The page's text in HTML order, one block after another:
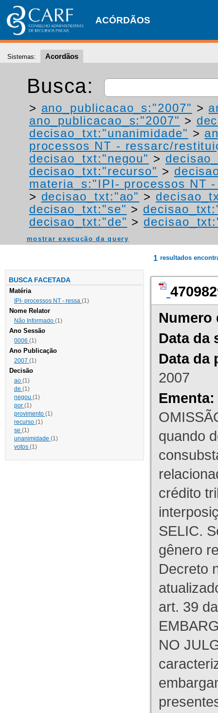
ACÓRDÃOS
Sistemas: Acordãos
Busca:
> ano_publicacao_s:"2007" >
ano_publicacao_s:"2007" >
decisao_txt:"unanimidade" >
processos NT - ressarc/
decisao_txt:"negou" >
decisao_txt:"recurso" >
materia_s:"IPI- processos NT
> decisao_txt:"ao" >
decisao_txt:"se" >
decisao_txt:"de" >
mostrar execução da query
BUSCA FACETADA
Matéria
IPI- processos NT - ressa (1)
Nome Relator
Não Informado (1)
Ano Sessão
0006 (1)
Ano Publicação
2007 (1)
Decisão
ao (1)
de (1)
negou (1)
por (1)
provimento (1)
recurso (1)
se (1)
unanimidade (1)
votos (1)
1 resultados
Numero
Data da
Data da
2007
Ementa:
quando
crédito
SELIC.
gênero
Decreto
art. 39
NO